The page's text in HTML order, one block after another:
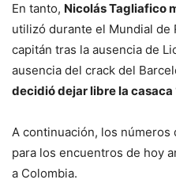
En tanto, Nicolás Tagliafico
utilizó durante el Mundial de
capitán tras la ausencia de
ausencia del crack del
decidió dejar libre la casaca
A continuación, los
para los encuentros de hoy
a Colombia.